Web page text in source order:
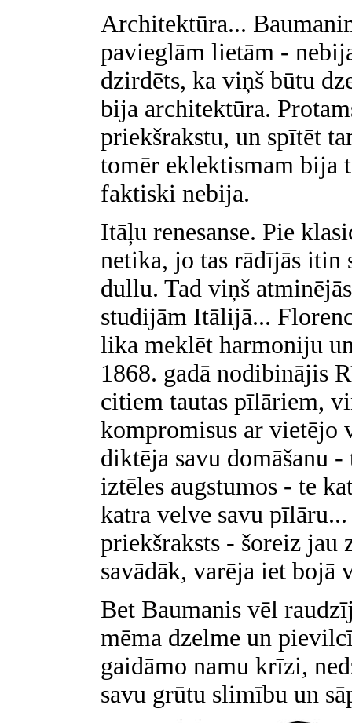
Architektūra...
pavieglām lietām -
dzirdēts, ka viņš būtu
bija architektūra.
priekšrakstu, un spītēt
tomēr eklektismam bija
faktiski nebija.
Itāļu renesanse. Pie
netika, jo tas rādījās itin
dullu. Tad viņš
studijām Itālijā...
lika meklēt harmoniju
1868. gadā nodibinājis
citiem tautas pīlāriem,
kompromisus ar vietējo
diktēja savu domāšanu
iztēles augstumos - te
katra velve savu
priekšraksts - šoreiz jau
savādāk, varēja iet bojā
Bet Baumanis vēl
mēma dzelme un
gaidāmo namu krīzi,
savu grūtu slimību un